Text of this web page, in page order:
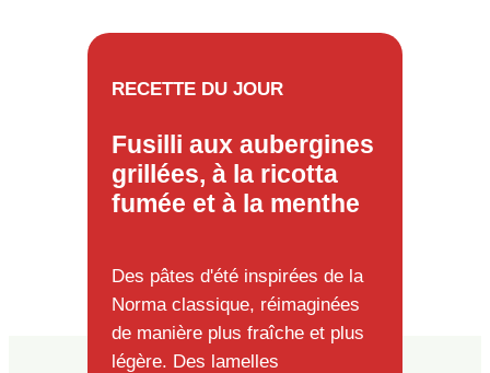
RECETTE DU JOUR
Fusilli aux aubergines
grillées, à la ricotta
fumée et à la menthe
Des pâtes d'été inspirées de la
Norma classique, réimaginées
de manière plus fraîche et plus
légère. Des lamelles